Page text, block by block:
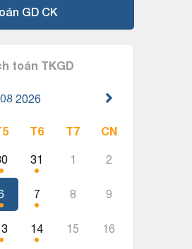
GD CK
toán TKGD
2026
T6 T7 CN
31 1 2
7 8 9
14 15 16